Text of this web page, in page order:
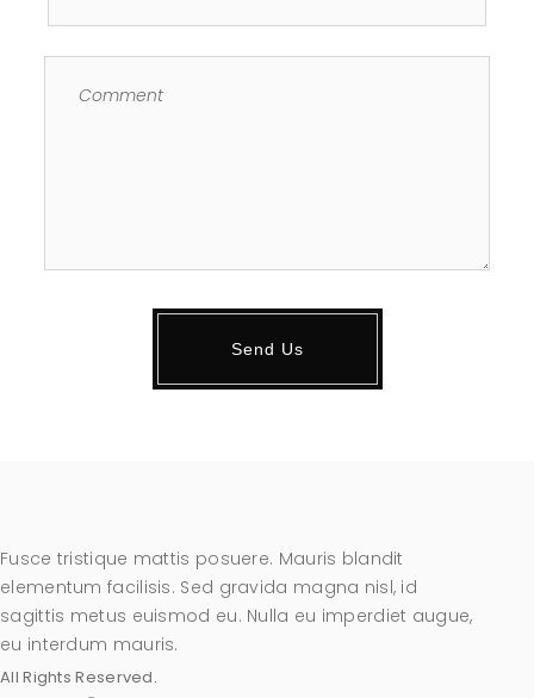
Fusce tristique mattis posuere. Mauris blandit
elementum facilisis. Sed gravida magna nisl, id
sagittis metus euismod eu. Nulla eu imperdiet augue,
eu interdum mauris.
All Rights Reserved.